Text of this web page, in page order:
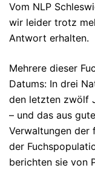
Vom NLP
wir leider trotz
Antwort erhalten.
Mehrere dieser
Datums: In drei
den letzten zwölf
– und das aus
Verwaltungen der
der
berichten sie von